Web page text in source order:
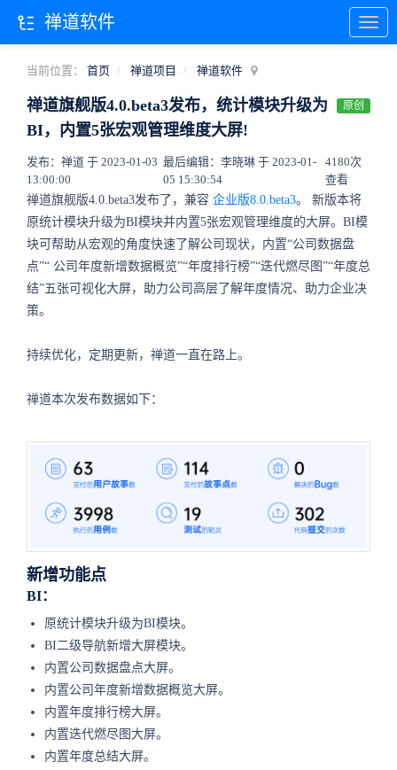
当前位置： 首页 禅道项目 禅道软件
禅道旗舰版4.0.beta3发布，统计模块升级为
BI，内置5张宏观管理维度大屏!
原创
发布：禅道 于 2023-01-03
13:00:00
最后编辑：李晓琳 于 2023-01-
05 15:30:54
4180次
查看
禅道旗舰版4.0.beta3发布了，兼容 企业版8.0.beta3。 新版本将
原统计模块升级为BI模块并内置5张宏观管理维度的大屏。BI模
块可帮助从宏观的角度快速了解公司现状，内置“公司数据盘
点”“ 公司年度新增数据概览”“年度排行榜”“迭代燃尽图”“年度总
结”五张可视化大屏，助力公司高层了解年度情况、助力企业决
策。
持续优化，定期更新，禅道一直在路上。
禅道本次发布数据如下：
新增功能点
BI：
原统计模块升级为BI模块。
BI二级导航新增大屏模块。
内置公司数据盘点大屏。
内置公司年度新增数据概览大屏。
内置年度排行榜大屏。
内置迭代燃尽图大屏。
内置年度总结大屏。
禅道软件